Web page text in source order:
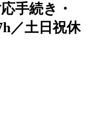
手続き・
／土日祝休